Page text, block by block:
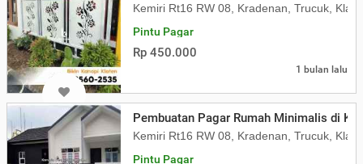
Kemiri Rt16 RW 08, Kradenan, Trucuk,
Pintu Pagar
Rp 450.000
1 bulan lalu
Pembuatan Pagar Rumah Minimalis di
Kemiri Rt16 RW 08, Kradenan, Trucuk,
Pintu Pagar